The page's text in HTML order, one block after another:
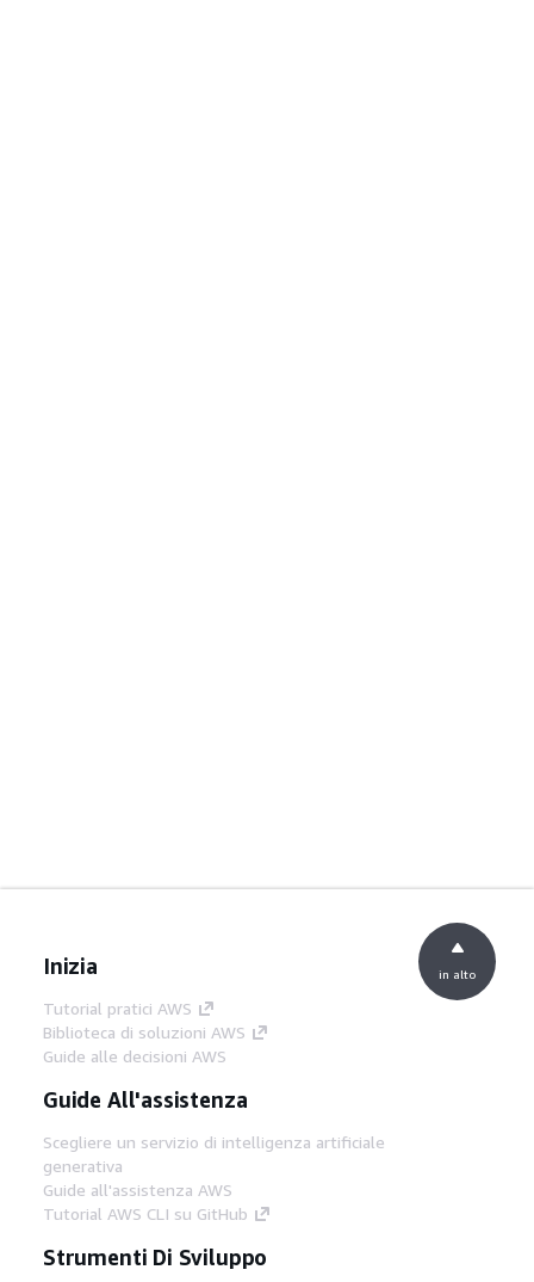
Inizia
Tutorial pratici AWS
Biblioteca di soluzioni AWS
Guide alle decisioni AWS
Guide All'assistenza
Scegliere un servizio di intelligenza artificiale
generativa
Guide all'assistenza AWS
Tutorial AWS CLI su GitHub
Strumenti Di Sviluppo
in alto